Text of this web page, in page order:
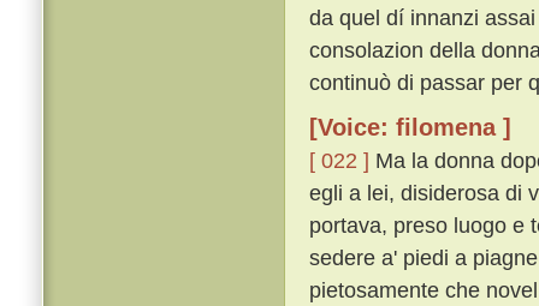
da quel dí innanzi
consolazion della
continuò di passar per
[Voice: filomena ]
[ 022 ] Ma la donna
egli a lei, disiderosa di
portava, preso luogo e
sedere a' piedi a
pietosamente che